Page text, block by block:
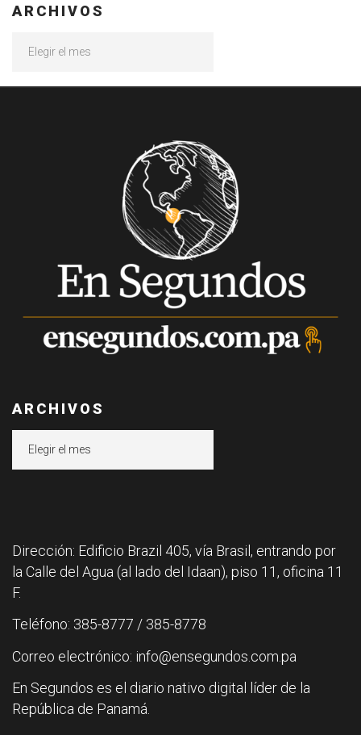
ARCHIVOS
ARCHIVOS
Dirección: Edificio Brazil 405, vía Brasil, entrando por
la Calle del Agua (al lado del Idaan), piso 11, oficina 11
F.
Teléfono: 385-8777 / 385-8778
Correo electrónico: info@ensegundos.com.pa
En Segundos es el diario nativo digital líder de la
República de Panamá.